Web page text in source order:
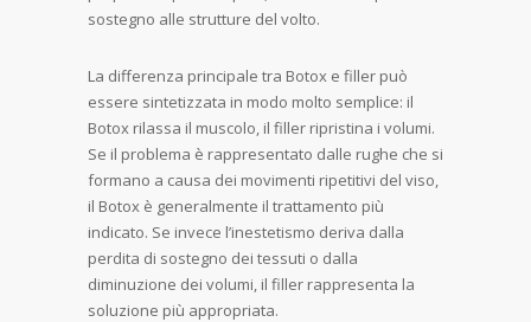
sostegno alle strutture del volto.
La differenza principale tra Botox e filler può
essere sintetizzata in modo molto semplice: il
Botox rilassa il muscolo, il filler ripristina i volumi.
Se il problema è rappresentato dalle rughe che si
formano a causa dei movimenti ripetitivi del viso,
il Botox è generalmente il trattamento più
indicato. Se invece l’inestetismo deriva dalla
perdita di sostegno dei tessuti o dalla
diminuzione dei volumi, il filler rappresenta la
soluzione più appropriata.